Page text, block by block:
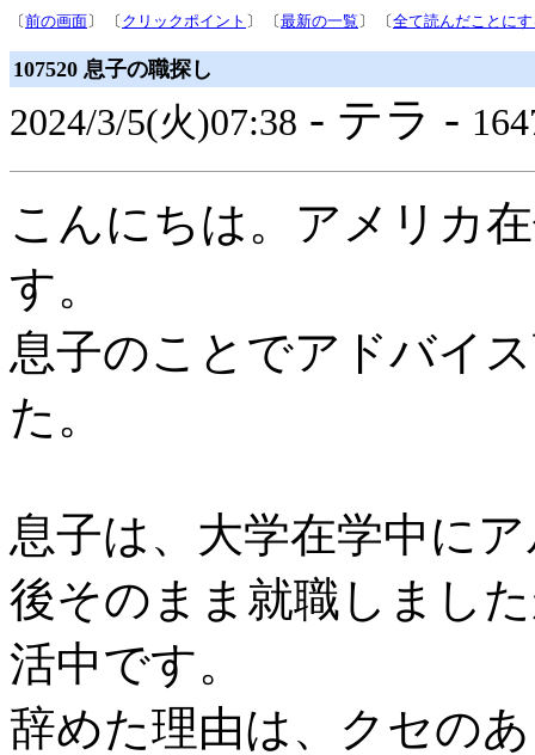
〔前の画面〕 〔 クリックポイント 〕 〔最新の一覧 〕 〔全て読んだことに
107520 息子の職探し
2024/3/5(火)07:38 - テラ -
こんにちは。アメリカ
す。
息子のことでアドバイ
た。
息子は、大学在学中に
後そのまま就職しまし
活中です。
辞めた理由は、クセの